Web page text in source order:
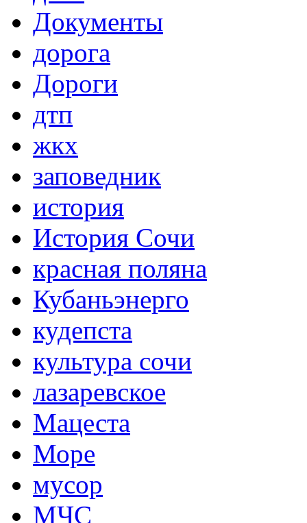
Документы
дорога
Дороги
дтп
жкх
заповедник
история
История Сочи
красная поляна
Кубаньэнерго
кудепста
культура сочи
лазаревское
Мацеста
Море
мусор
МЧС